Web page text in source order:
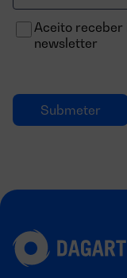
electrónico
Aceito
newsletter